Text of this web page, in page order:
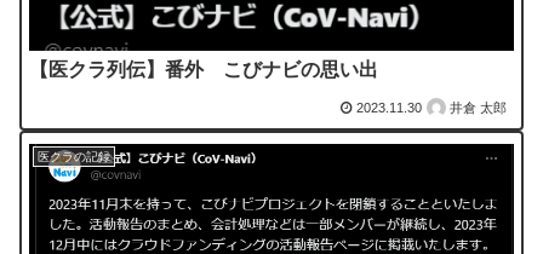
【医クラ列伝】番外 こびナビの思い出
2023.11.30 井倉 太郎
医クラの記録